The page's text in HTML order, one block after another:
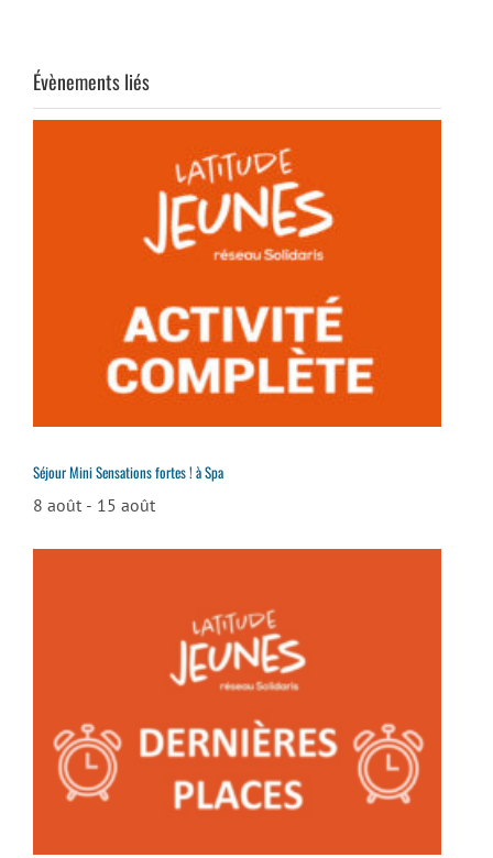
Évènements liés
Séjour Mini Sensations fortes ! à Spa
8 août - 15 août